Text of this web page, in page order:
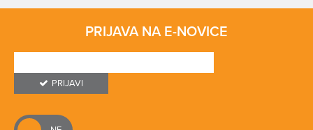
PRIJAVA NA E-NOVICE
PRIJAVI